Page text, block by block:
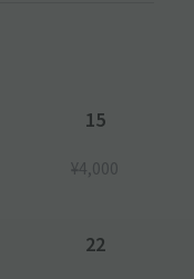
15
¥4,000
22